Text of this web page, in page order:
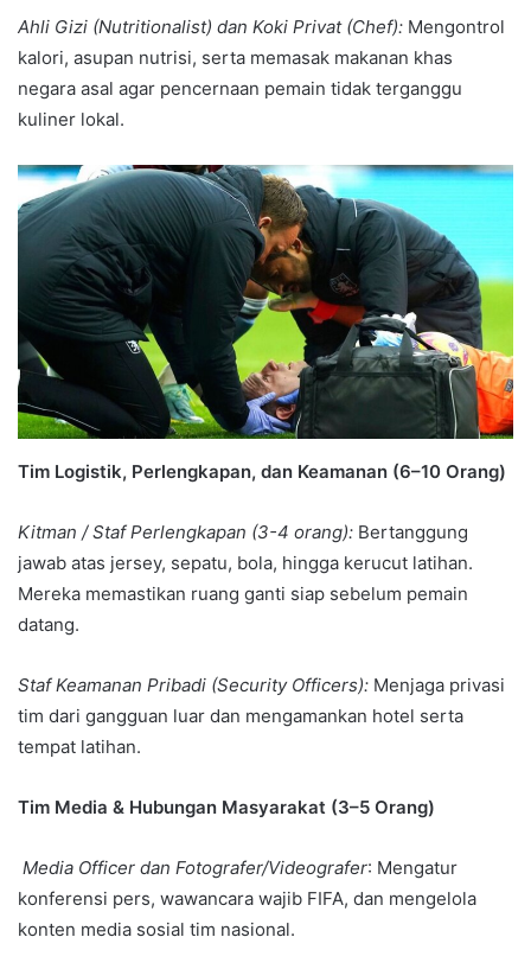
Ahli Gizi (Nutritionalist) dan Koki Privat (Chef): Mengontrol
kalori, asupan nutrisi, serta memasak makanan khas
negara asal agar pencernaan pemain tidak terganggu
kuliner lokal.
Tim Logistik, Perlengkapan, dan Keamanan (6–10 Orang)
Kitman / Staf Perlengkapan (3-4 orang): Bertanggung
jawab atas jersey, sepatu, bola, hingga kerucut latihan.
Mereka memastikan ruang ganti siap sebelum pemain
datang.
Staf Keamanan Pribadi (Security Officers): Menjaga privasi
tim dari gangguan luar dan mengamankan hotel serta
tempat latihan.
Tim Media & Hubungan Masyarakat (3–5 Orang)
Media Officer dan Fotografer/Videografer: Mengatur
konferensi pers, wawancara wajib FIFA, dan mengelola
konten media sosial tim nasional.